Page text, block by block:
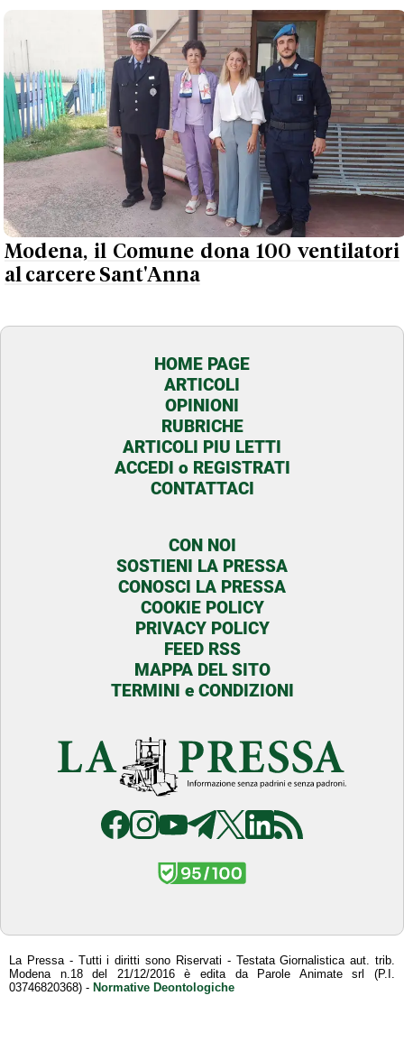
Modena, il Comune dona 100 ventilatori
al carcere Sant'Anna
HOME PAGE
ARTICOLI
OPINIONI
RUBRICHE
ARTICOLI PIU LETTI
ACCEDI o REGISTRATI
CONTATTACI
CON NOI
SOSTIENI LA PRESSA
CONOSCI LA PRESSA
COOKIE POLICY
PRIVACY POLICY
FEED RSS
MAPPA DEL SITO
TERMINI e CONDIZIONI
La Pressa - Tutti i diritti sono Riservati - Testata Giornalistica aut. trib.
Modena n.18 del 21/12/2016 è edita da Parole Animate srl (P.I.
03746820368) - Normative Deontologiche